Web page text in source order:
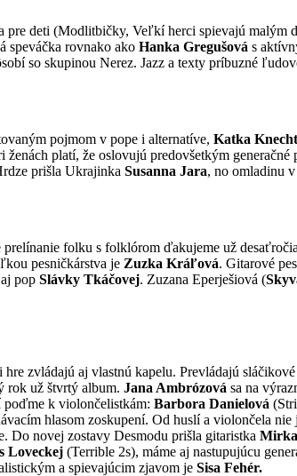
pre deti (Modlitbičky, Veľkí herci spievajú malým
speváčka rovnako ako Hanka Gregušová s
so skupinou Nerez. Jazz a texty príbuzné
pojmom v pope i alternatíve, Katka
platí, že oslovujú predovšetkým
prišla Ukrajinka Susanna Jara, no omladinu
folku s folklórom ďakujeme už desaťročia
pesničkárstva je Zuzka Kráľová. Gitarové
pop Slávky Tkáčovej. Zuzana Eperješiová (
zvládajú aj vlastnú kapelu. Prevládajú sláčikové
rok už štvrtý album. Jana Ambrózová sa na
k violončelistkám: Barbora Danielová
hlasom zoskupení. Od huslí a violončela nie
Do novej zostavy Desmodu prišla gitaristka Mirka
Loveckej (Terrible 2s), máme aj nastupujúcu
a spievajúcim zjavom je Sisa Fehér.